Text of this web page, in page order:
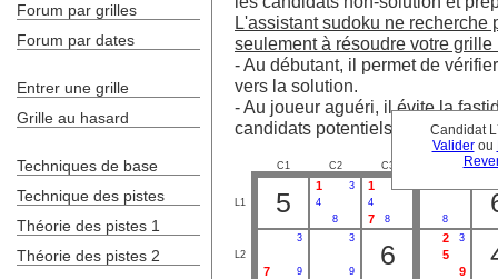
Candidat
Validerou
L'assistant sudoku ne
seulement à résoudre votre grille
- Au débutant, il permet de
vers la solution.
- Au joueur aguéri, il évite la
candidats potentiels.
C1 C2 C3
L1 5
1
3
4
8
1
4
7 8 8
L2
3
7 9
3
9
6
2 3
5
9
Forum par grilles
Forum par dates
Entrer une grille
Grille au hasard
Techniques de base
Technique des pistes
Théorie des pistes 1
Théorie des pistes 2